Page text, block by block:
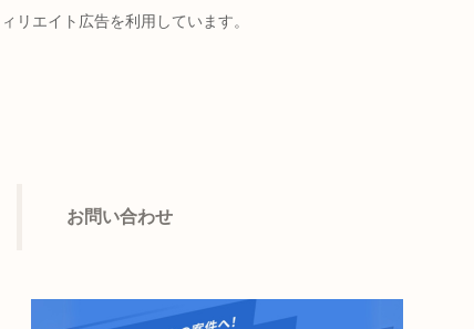
リエイト広告を利用しています。
お問い合わせ